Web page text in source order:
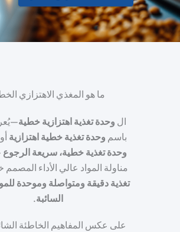
ما هو المغذي الاهتزازي
ال وحدة تغذية اهتزازية خطية
باسم وحدة تغذية خطية اهتزازية
وحدة تغذية خطية، سريعة الرجوع
مناولة المواد عالي الأداء
تغذية دقيقة ومتواصلة وموحدة
السائبة.
على عكس المفاهيم الخاطئة